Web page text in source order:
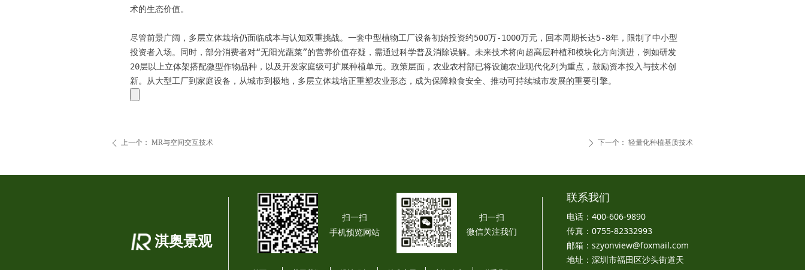
ꄴ 上一个： MR与空间交互技术 ꄲ 下一个： 轻量化种植基质技术
术的生态价值。
尽管前景广阔，多层立体栽培仍面临成本与认知双重挑战。一套中型植物工厂设备初始投资约500万-1000万元，回本周期长达5-8年，限制了中小型
投资者入场。同时，部分消费者对“无阳光蔬菜”的营养价值存疑，需通过科学普及消除误解。未来技术将向超高层种植和模块化方向演进，例如研发
20层以上立体架搭配微型作物品种，以及开发家庭级可扩展种植单元。政策层面，农业农村部已将设施农业现代化列为重点，鼓励资本投入与技术创
淇奥景观
扫一扫
手机预览网站
扫一扫
微信关注我们
联系我们
电话：400-606-9890
传真：0755-82332993
邮箱：szyonview@foxmail.com
地址：深圳市福田区沙头街道天